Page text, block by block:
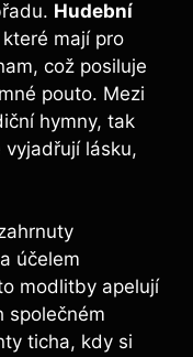
Hudební
mají pro
což posiluje
pouto. Mezi
hymny, tak
lásku,
účelem
modlitby apelují
společném
ticha, kdy si